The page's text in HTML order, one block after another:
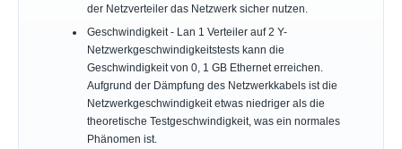
der Netzverteiler das Netzwerk sicher nutzen.
Geschwindigkeit - Lan 1 Verteiler auf 2 Y-
Netzwerkgeschwindigkeitstests kann die
Geschwindigkeit von 0, 1 GB Ethernet erreichen.
Aufgrund der Dämpfung des Netzwerkkabels ist die
Netzwerkgeschwindigkeit etwas niedriger als die
theoretische Testgeschwindigkeit, was ein normales
Phänomen ist.